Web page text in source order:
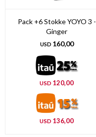
Pack +6 Stokke YOYO 3 -
Ginger
USD 160,00
USD 120,00
USD 136,00